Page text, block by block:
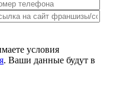
условия
. Ваши данные будут в